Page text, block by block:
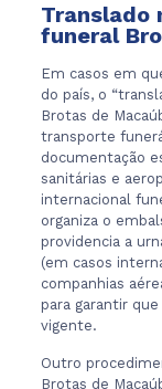
Translado
funeral
Em casos em
do país, o
Brotas de
transporte
documentação
sanitárias e
internacional
organiza o
providencia a
(em casos
companhias
para garantir
vigente.
Outro
Brotas de